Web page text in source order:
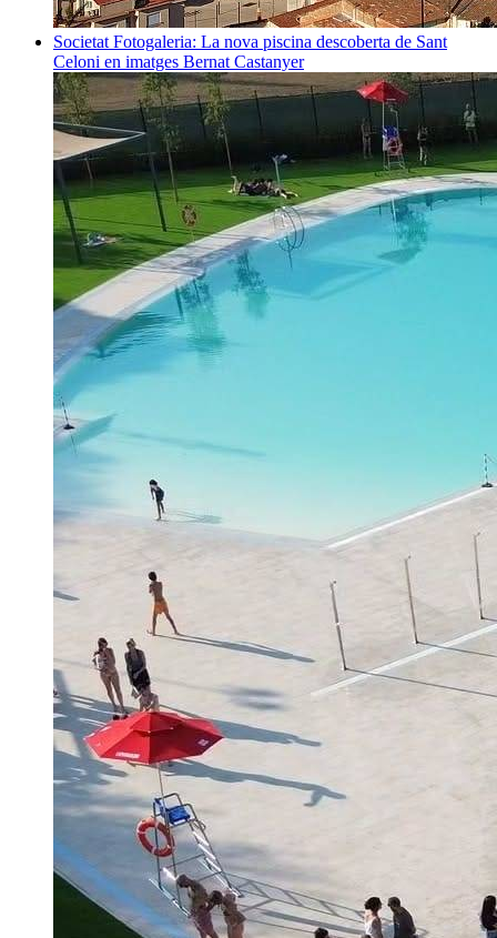
Societat Fotogaleria: La nova piscina descoberta de Sant
Celoni en imatges Bernat Castanyer